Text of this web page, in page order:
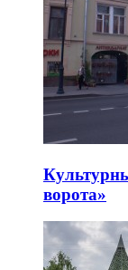
ворота»